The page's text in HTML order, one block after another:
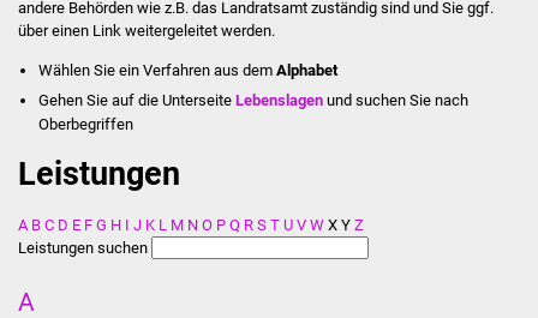
Jugendbeirat
Summerrockfestival
andere Behörden wie z.B. das Landratsamt zuständig sind und Sie ggf.
über einen Link weitergeleitet werden.
Wählen Sie ein Verfahren aus dem Alphabet
Gehen Sie auf die UnterseiteLebenslagen und suchen Sie nach
Oberbegriffen
Leistungen
A B C D E F G H I J K L M N O P Q R S T U V W X Y Z
Leistungen suchen
A